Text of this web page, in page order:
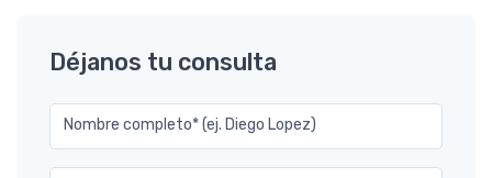
Déjanos tu consulta
Nombre completo* (ej. Diego Lopez)